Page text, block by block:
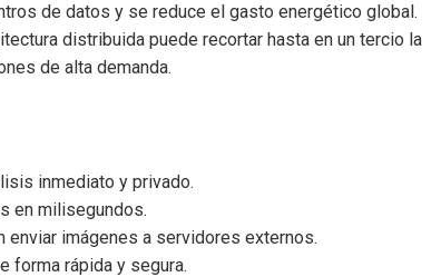
de datos y se reduce el gasto energético global.
distribuida puede recortar hasta en un tercio la
de alta demanda.
inmediato y privado.
en milisegundos.
imágenes a servidores externos.
forma rápida y segura.